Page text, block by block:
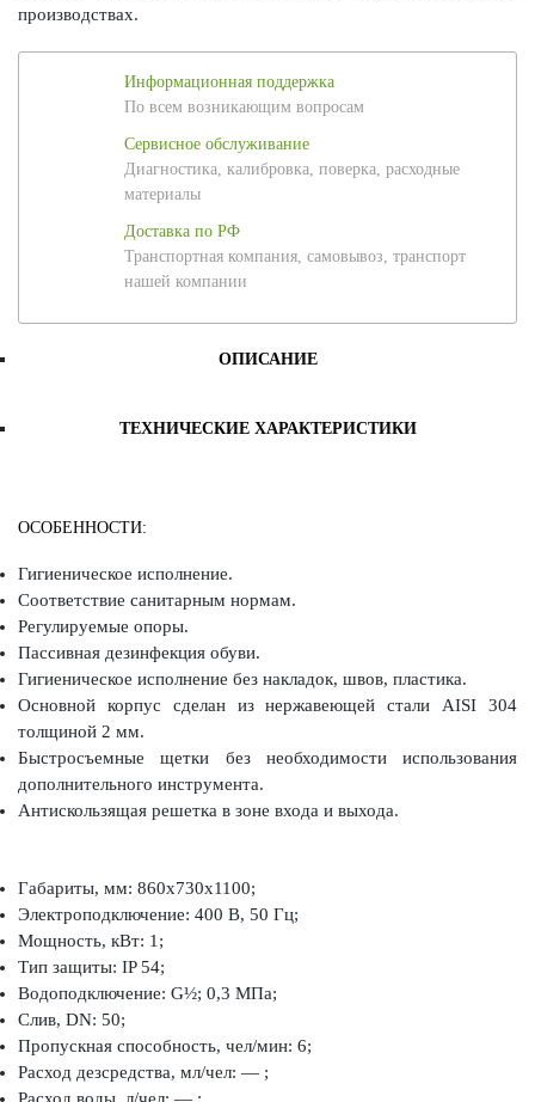
производствах.
Информационная поддержка
По всем возникающим вопросам
Сервисное обслуживание
Диагностика, калибровка, поверка, расходные
материалы
Доставка по РФ
Транспортная компания, самовывоз, транспорт
нашей компании
ОПИСАНИЕ
ТЕХНИЧЕСКИЕ ХАРАКТЕРИСТИКИ
ОСОБЕННОСТИ:
Гигиеническое исполнение.
Соответствие санитарным нормам.
Регулируемые опоры.
Пассивная дезинфекция обуви.
Гигиеническое исполнение без накладок, швов, пластика.
Основной корпус сделан из нержавеющей стали AISI 304
толщиной 2 мм.
Быстросъемные щетки без необходимости использования
дополнительного инструмента.
Антискользящая решетка в зоне входа и выхода.
Габариты, мм: 860х730х1100;
Электроподключение: 400 В, 50 Гц;
Мощность, кВт: 1;
Тип защиты: IP 54;
Водоподключение: G½; 0,3 МПа;
Слив, DN: 50;
Пропускная способность, чел/мин: 6;
Расход дезсредства, мл/чел: — ;